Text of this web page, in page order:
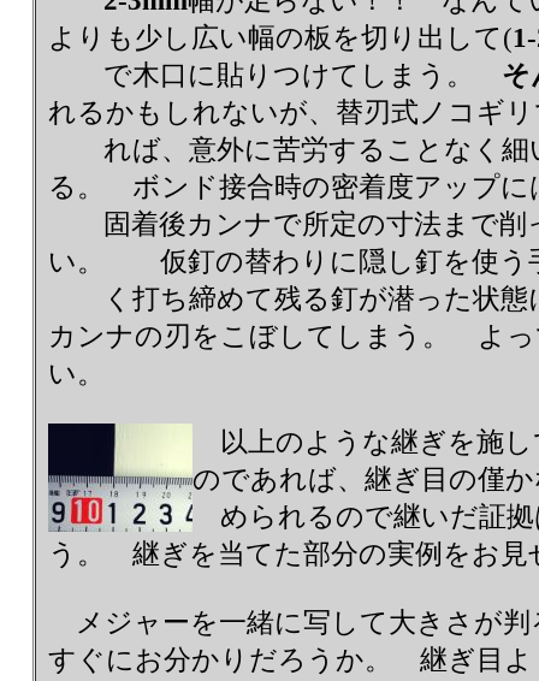
よりも少し広い幅の板を切り出して(
で木口に貼りつけてしまう。 そ
れるかもしれないが、替刃式ノコギ
れば、意外に苦労することなく細
る。 ボンド接合時の密着度アップに
固着後カンナで所定の寸法まで削
い。 仮釘の替わりに隠し釘を使う
く打ち締めて残る釘が潜った状態
カンナの刃をこぼしてしまう。 よっ
い。
以上のような継ぎを施
のであれば、継ぎ目の僅
められるので継いだ証
う。 継ぎを当てた部分の実例をお
メジャーを一緒に写して大きさが
すぐにお分かりだろうか。 継ぎ目よ